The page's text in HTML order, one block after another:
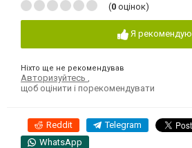
(0 оцінок)
Я рекомендую
Ніхто ще не рекомендував
Авторизуйтесь
щоб оцінити і порекомендувати
Reddit Telegram
WhatsApp